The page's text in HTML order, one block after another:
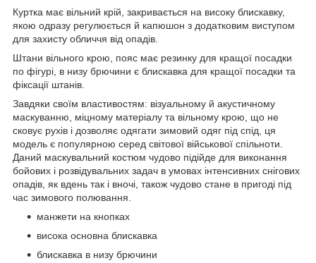
Куртка має вільний крій, закривається на високу блискавку,
якою одразу регулюється й капюшон з додатковим виступом
для захисту обличчя від опадів.
Штани вільного крою, пояс має резинку для кращої посадки
по фігурі, в низу брючини є блискавка для кращої посадки та
фіксації штанів.
Завдяки своїм властивостям: візуальному й акустичному
маскуванню, міцному матеріалу та вільному крою, що не
сковує рухів і дозволяє одягати зимовий одяг під спід, ця
модель є популярною серед світової військової спільноти.
Даний маскувальний костюм чудово підійде для виконання
бойових і розвідувальних задач в умовах інтенсивних снігових
опадів, як вдень так і вночі, також чудово стане в пригоді під
час зимового полювання.
манжети на кнопках
висока основна блискавка
блискавка в низу брючини